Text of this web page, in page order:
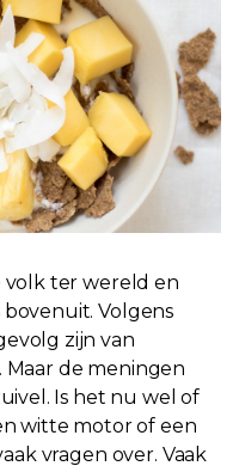
volk ter wereld en
Volgens
zijn van
de meningen
Is het nu wel of
witte motor of een
vragen over. Vaak